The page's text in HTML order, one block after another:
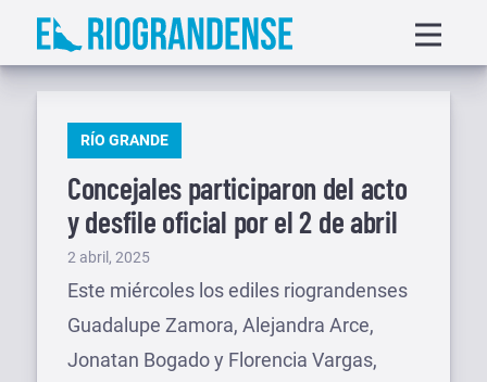
Saltar
menu
PUBLICADO
RÍO GRANDE
Concejales participaron del acto
y desfile oficial por el 2 de abril
Publicado
el
2 abril, 2025
Este miércoles los ediles riograndenses
Guadalupe Zamora, Alejandra Arce,
Jonatan Bogado y Florencia Vargas,